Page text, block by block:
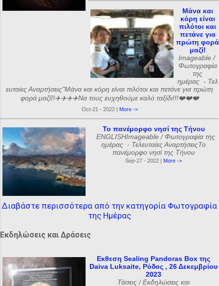
Μάνα και
κόρη είναι
πιλότοι και
πετάνε για
πρώτη φορά
μαζί!
Imageable /
Φωτογραφία
της
ημέρας - Τελ
ευταίες Αναρτήσεις"Μάνα και κόρη είναι πιλότοι και πετάνε για πρώτη
φορά μαζί!!✈️✈️✈️✈️Να τους ευχηθούμε καλό ταξίδι!!!❤️❤️❤️
Oct-21 - 2022 | More ->
Το πανέμορφο νησί της Τήνου
ENGLISHImageable / Φωτογραφία της
ημέρας - Τελευταίες ΑναρτήσειςΤο
πανέμορφο νησί της Τήνου
Sep-27 - 2022 | More ->
Διαβάστε περισσότερα από την κατηγορία Φωτογραφία
της Ημέρας
Εκδηλώσεις και Δράσεις
Εκθεση Sealing Pandoras Box της
Daiva Luksaite, Ρόδος , 26 Δεκεμβρίου
2023
Τάσεις / Εκδηλώσεις και